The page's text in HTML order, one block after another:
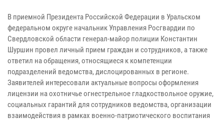
В приемной Президента Российской Федерации в Уральском
федеральном округе начальник Управления Росгвардии по
Свердловской области генерал-майор полиции Константин
Шуршин провел личный прием граждан и сотрудников, а также
ответил на обращения, относящиеся к компетенции
подразделений ведомства, дислоцированных в регионе.
Заявителей интересовали актуальные вопросы оформления
лицензии на охотничье огнестрельное гладкоствольное оружие,
социальных гарантий для сотрудников ведомства, организации
взаимодействия в рамках военно-патриотического воспитания